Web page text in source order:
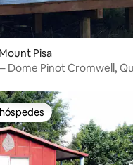
Pisa
Dome Pinot Cromwell,
preferidos dos hóspedes